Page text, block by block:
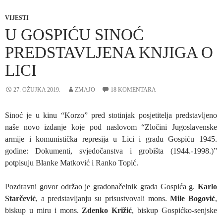
VIJESTI
U GOSPIĆU SINOĆ
PREDSTAVLJENA KNJIGA O
LICI
27. OŽUJKA 2019. ZMAJO 18 KOMENTARA
Sinoć je u kinu “Korzo” pred stotinjak posjetitelja predstavljeno
naše novo izdanje koje pod naslovom “Zločini Jugoslavenske
armije i komunistička represija u Lici i gradu Gospiću 1945.
godine: Dokumenti, svjedočanstva i grobišta (1944.-1998.)”
potpisuju Blanke Matković i Ranko Topić.
Pozdravni govor održao je gradonačelnik grada Gospića g. Karlo
Starčević, a predstavljanju su prisustvovali mons.Mile Bogović,
biskup u miru i mons. Zdenko Križić, biskup Gospićko-senjske